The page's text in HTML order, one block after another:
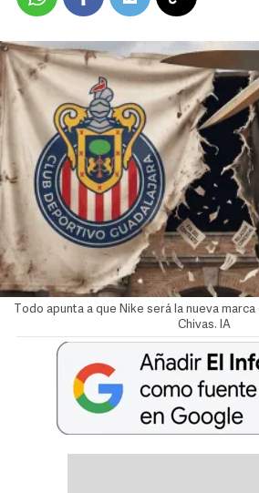
Todo apunta a que Nike será la nueva
Chivas. IA